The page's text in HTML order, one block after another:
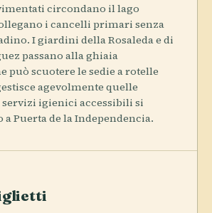
circondano il lago
i cancelli primari senza
I giardini della Rosaleda e di
passano alla ghiaia
può scuotere le sedie a rotelle
agevolmente quelle
igienici accessibili si
Puerta de la Independencia.